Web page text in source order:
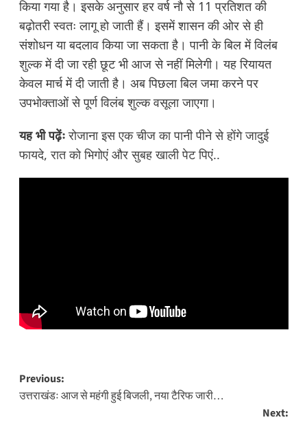
किया गया है। इसके अनुसार हर वर्ष नौ से 11 प्रतिशत की
बढ़ोतरी स्वतः लागू हो जाती हैं। इसमें शासन की ओर से ही
संशोधन या बदलाव किया जा सकता है। पानी के बिल में विलंब
शुल्क में दी जा रही छूट भी आज से नहीं मिलेगी। यह रियायत
केवल मार्च में दी जाती है। अब पिछला बिल जमा करने पर
उपभोक्ताओं से पूर्ण विलंब शुल्क वसूला जाएगा।
यह भी पढ़ेंः रोजाना इस एक चीज का पानी पीने से होंगे जादुई
फायदे, रात को भिगोएं और सुबह खाली पेट पिएं..
Post
navigation
Previous:
उत्तराखंडः आज से महंगी हुई बिजली, नया टैरिफ जारी…
Next: